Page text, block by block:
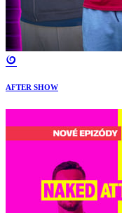
AFTER SHOW